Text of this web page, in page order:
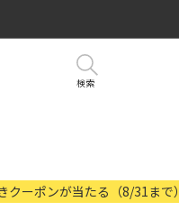
検索
ーポンが当たる（8/31まで）